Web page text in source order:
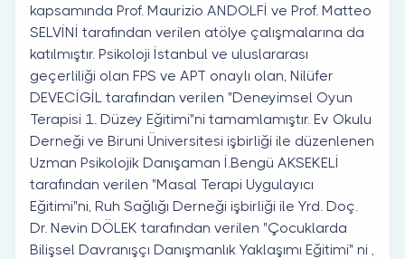
kapsamında Prof. Maurizio ANDOLFİ ve Prof. Matteo
SELVİNİ tarafından verilen atölye çalışmalarına da
katılmıştır. Psikoloji İstanbul ve uluslararası
geçerliliği olan FPS ve APT onaylı olan, Nilüfer
DEVECİGİL tarafından verilen "Deneyimsel Oyun
Terapisi 1. Düzey Eğitimi"ni tamamlamıştır. Ev Okulu
Derneği ve Biruni Üniversitesi işbirliği ile düzenlenen
Uzman Psikolojik Danışaman İ.Bengü AKSEKELİ
tarafından verilen "Masal Terapi Uygulayıcı
Eğitimi"ni, Ruh Sağlığı Derneği işbirliği ile Yrd. Doç.
Dr. Nevin DÖLEK tarafından verilen "Çocuklarda
Bilişsel Davranışçı Danışmanlık Yaklaşımı Eğitimi" ni ,